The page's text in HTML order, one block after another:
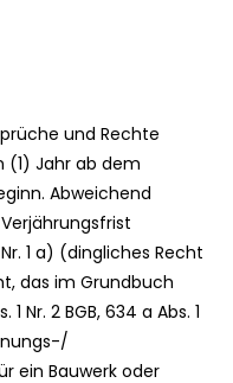
und Rechte
(1) Jahr ab dem
Abweichend
1 a) (dingliches Recht
das im Grundbuch
Nr. 2 BGB, 634 a Abs. 1
ein Bauwerk oder